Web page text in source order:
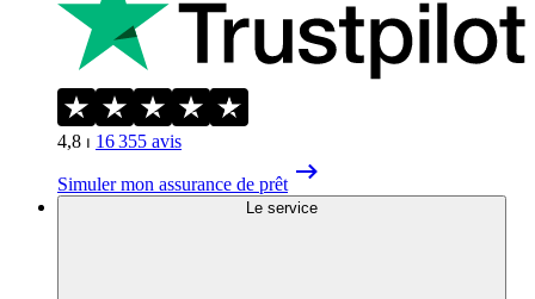
4,8 ⏐ 16 355 avis
Simuler mon assurance de prêt
Le service